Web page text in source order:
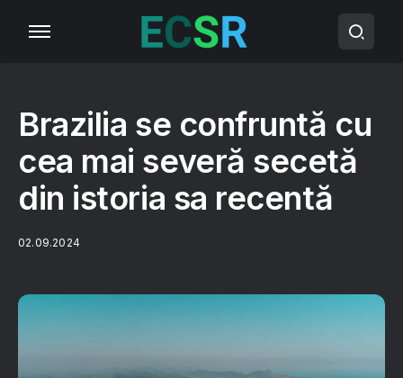
Brazilia se confruntă cu
cea mai severă secetă
din istoria sa recentă
02.09.2024